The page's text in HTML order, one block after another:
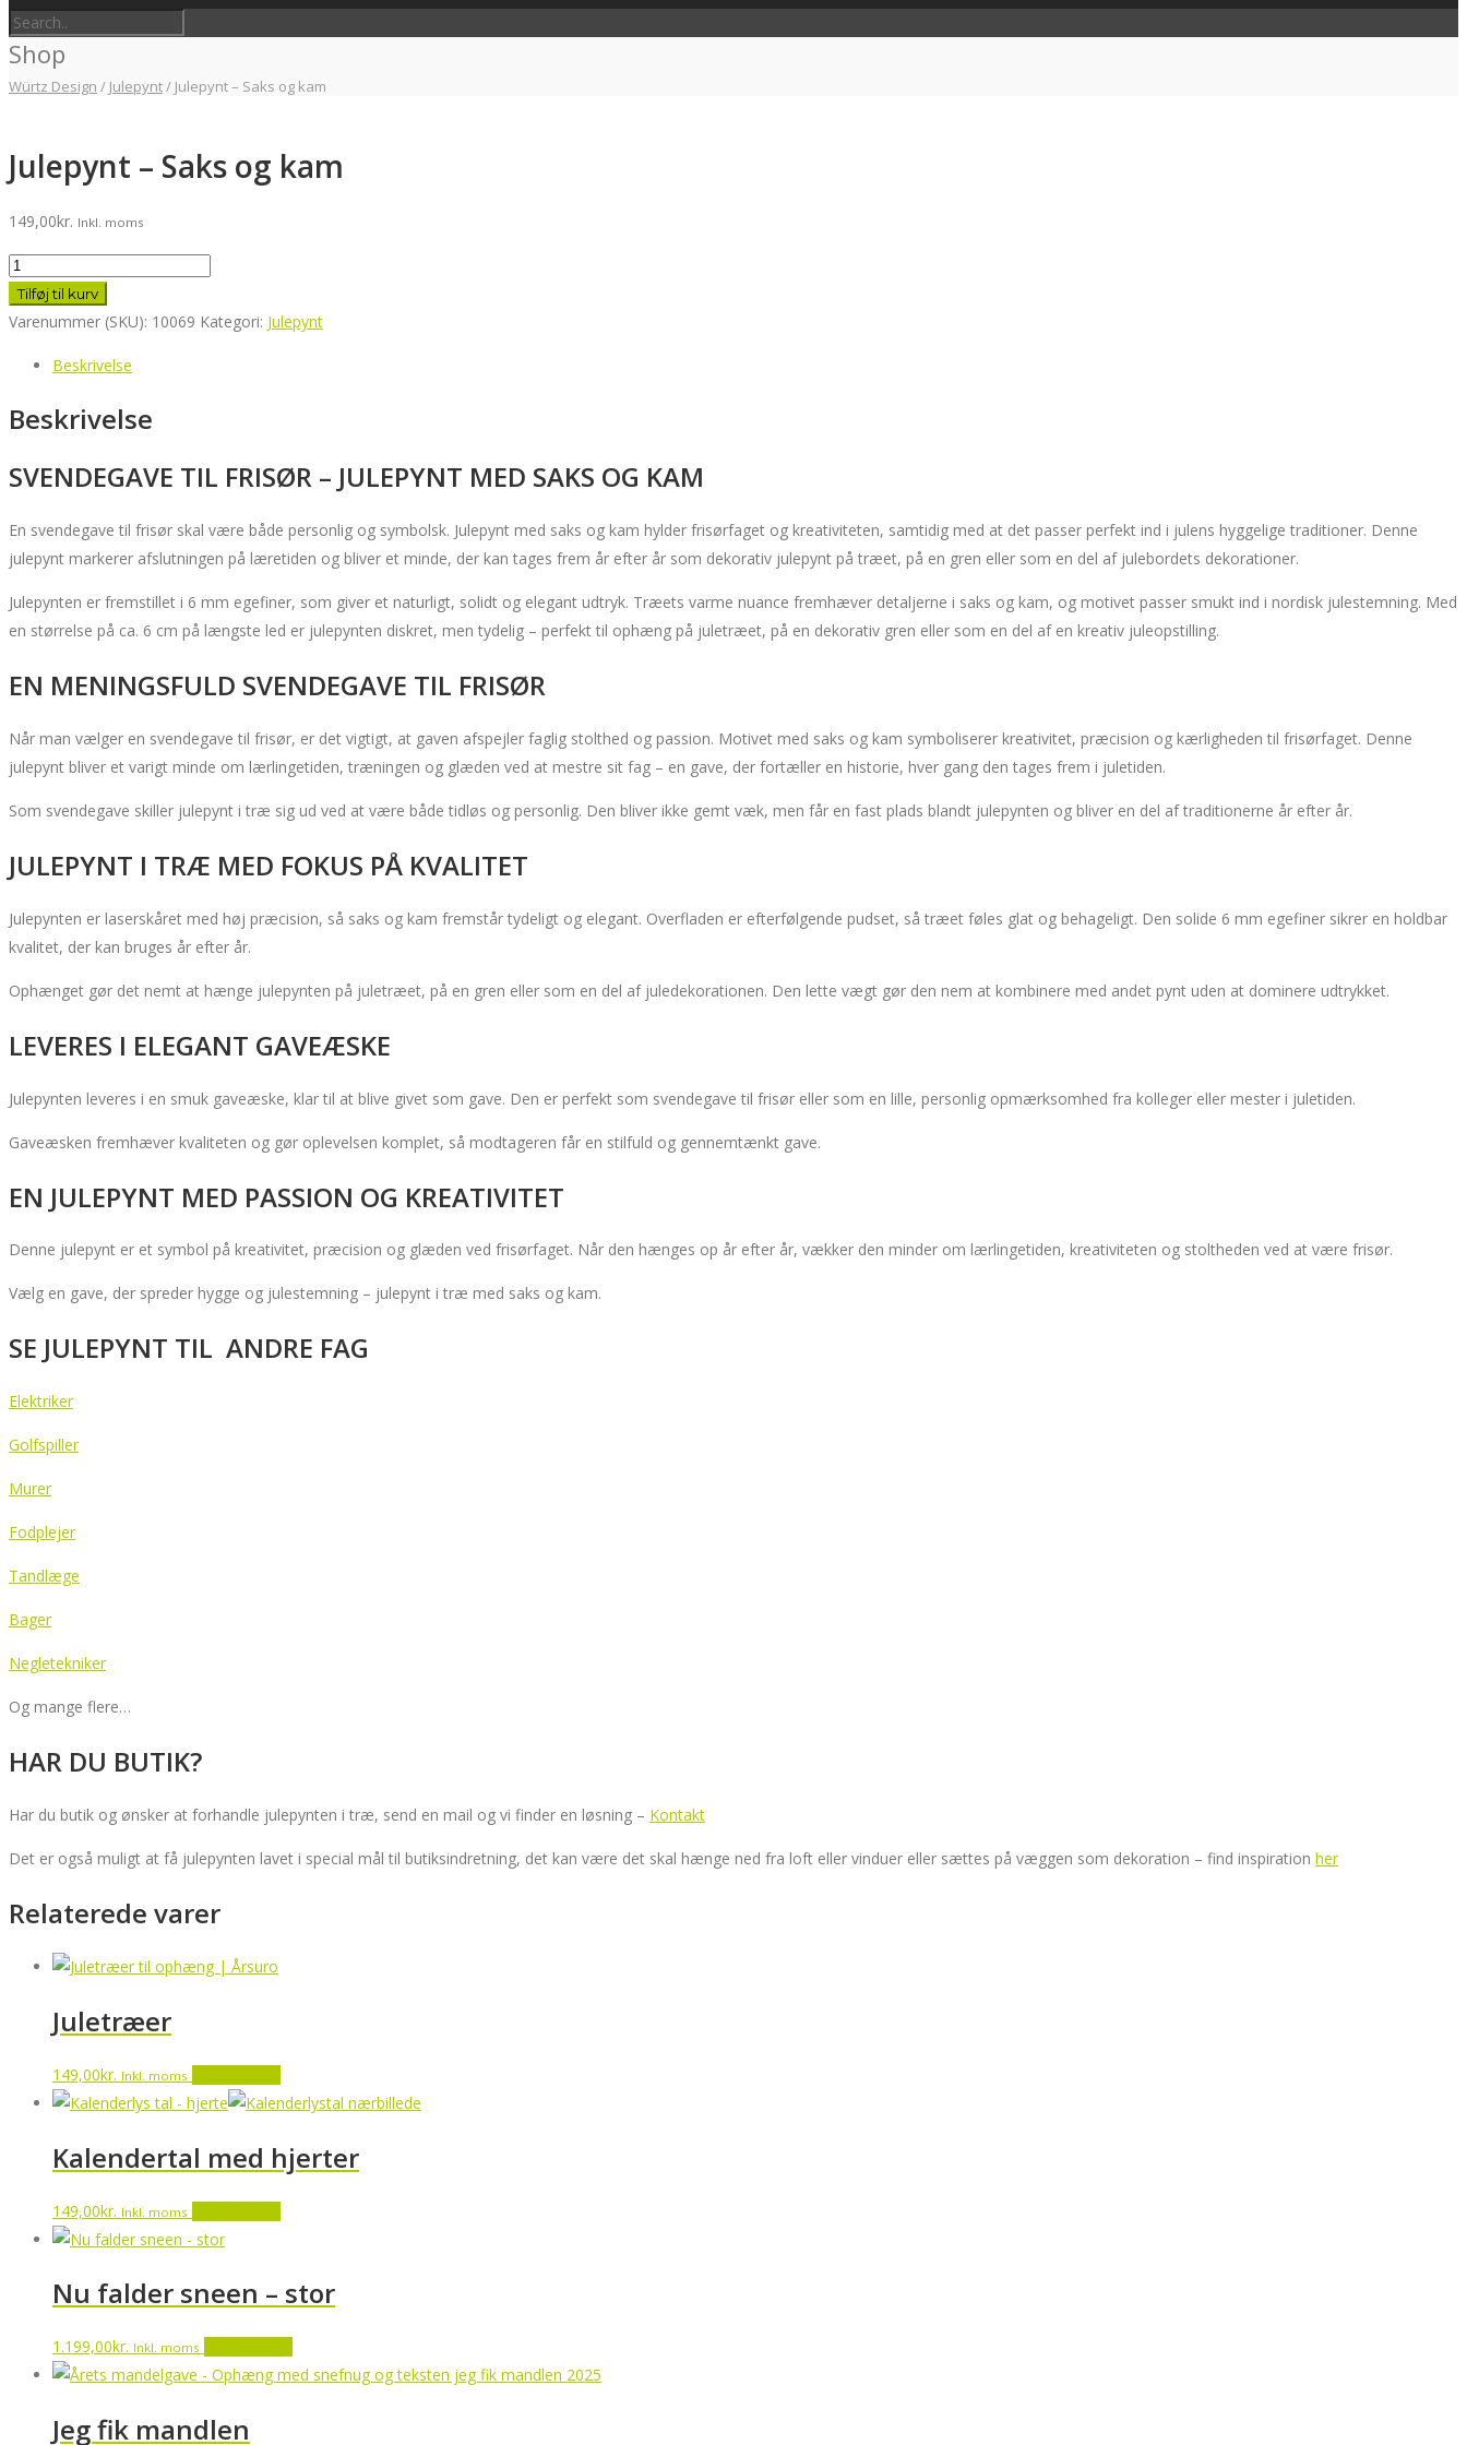
Shop
Würtz Design / Julepynt/ Julepynt – Saks og kam
Julepynt – Saks og kam
149,00kr. Inkl. moms
Julepynt
Saks
Tilføj til kurv
Varenummer (SKU): 10069 Kategori: Julepynt
Beskrivelse
Beskrivelse
SVENDEGAVE TIL FRISØR – JULEPYNT MED SAKS OG KAM
En svendegave til frisør skal være både personlig og symbolsk. Julepynt med saks og kam hylder frisørfaget og kreativiteten, samtidig med at det passer perfekt ind i julens hyggelige traditioner. Denne
julepynt markerer afslutningen på læretiden og bliver et minde, der kan tages frem år efter år som dekorativ julepynt på træet, på en gren eller som en del af julebordets dekorationer.
Julepynten er fremstillet i 6 mm egefiner, som giver et naturligt, solidt og elegant udtryk. Træets varme nuance fremhæver detaljerne i saks og kam, og motivet passer smukt ind i nordisk julestemning. Med
en størrelse på ca. 6 cm på længste led er julepynten diskret, men tydelig – perfekt til ophæng på juletræet, på en dekorativ gren eller som en del af en kreativ juleopstilling.
EN MENINGSFULD SVENDEGAVE TIL FRISØR
Når man vælger en svendegave til frisør, er det vigtigt, at gaven afspejler faglig stolthed og passion. Motivet med saks og kam symboliserer kreativitet, præcision og kærligheden til frisørfaget. Denne
julepynt bliver et varigt minde om lærlingetiden, træningen og glæden ved at mestre sit fag – en gave, der fortæller en historie, hver gang den tages frem i juletiden.
Som svendegave skiller julepynt i træ sig ud ved at være både tidløs og personlig. Den bliver ikke gemt væk, men får en fast plads blandt julepynten og bliver en del af traditionerne år efter år.
JULEPYNT I TRÆ MED FOKUS PÅ KVALITET
Julepynten er laserskåret med høj præcision, så saks og kam fremstår tydeligt og elegant. Overfladen er efterfølgende pudset, så træet føles glat og behageligt. Den solide 6 mm egefiner sikrer en holdbar
kvalitet, der kan bruges år efter år.
Ophænget gør det nemt at hænge julepynten på juletræet, på en gren eller som en del af juledekorationen. Den lette vægt gør den nem at kombinere med andet pynt uden at dominere udtrykket.
LEVERES I ELEGANT GAVEÆSKE
Julepynten leveres i en smuk gaveæske, klar til at blive givet som gave. Den er perfekt som svendegave til frisør eller som en lille, personlig opmærksomhed fra kolleger eller mester i juletiden.
Gaveæsken fremhæver kvaliteten og gør oplevelsen komplet, så modtageren får en stilfuld og gennemtænkt gave.
EN JULEPYNT MED PASSION OG KREATIVITET
Denne julepynt er et symbol på kreativitet, præcision og glæden ved frisørfaget. Når den hænges op år efter år, vækker den minder om lærlingetiden, kreativiteten og stoltheden ved at være frisør.
Vælg en gave, der spreder hygge og julestemning – julepynt i træ med saks og kam.
SE JULEPYNT TIL ANDRE FAG
Elektriker
Golfspiller
Murer
Fodplejer
Tandlæge
Bager
Negletekniker
Og mange flere…
HAR DU BUTIK?
Har du butik og ønsker at forhandle julepynten i træ, send en mail og vi finder en løsning – Kontakt
Det er også muligt at få julepynten lavet i special mål til butiksindretning, det kan være det skal hænge ned fra loft eller vinduer eller sættes på væggen som dekoration – find inspiration her
Relaterede varer
Juletræer
149,00kr. Inkl. moms
Kalendertal med hjerter
149,00kr. Inkl. moms
Nu falder sneen – stor
1.199,00kr. Inkl. moms
Jeg fik mandlen